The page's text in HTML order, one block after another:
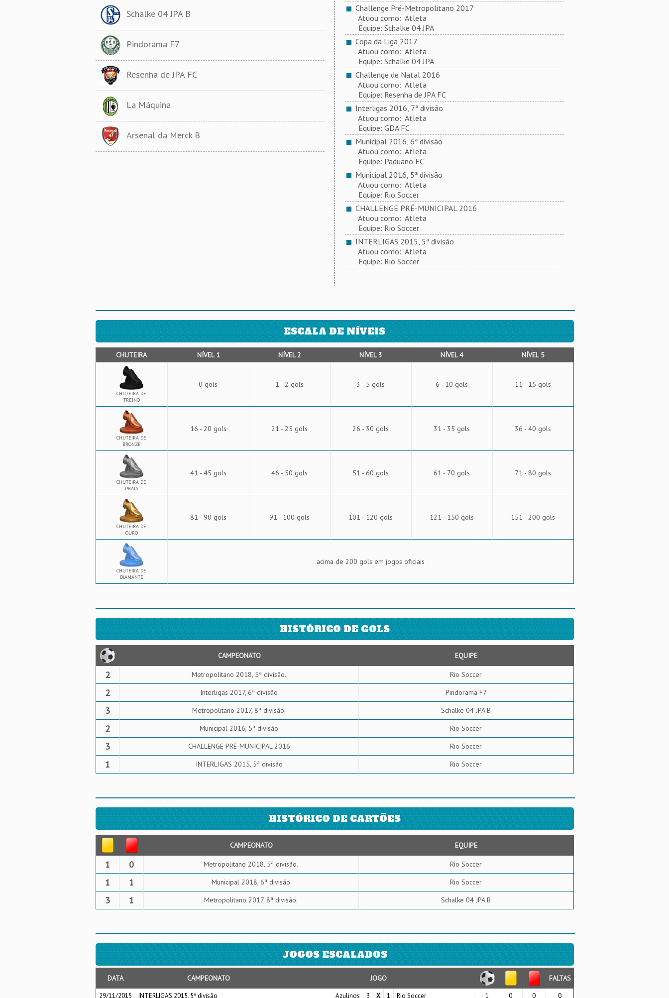
Schalke 04 JPA B
Pindorama F7
Resenha de JPA FC
La Máquina
Arsenal da Merck B
Challenge Pré-Metropolitano 2017
Atuou como: Atleta
Equipe: Schalke 04 JPA
Copa da Liga 2017
Atuou como: Atleta
Equipe: Schalke 04 JPA
Challenge de Natal 2016
Atuou como: Atleta
Equipe: Resenha de JPA FC
Interligas 2016, 7ª divisão
Atuou como: Atleta
Equipe: GDA FC
Municipal 2016, 6ª divisão
Atuou como: Atleta
Equipe: Paduano EC
Municipal 2016, 5ª divisão
Atuou como: Atleta
Equipe: Rio Soccer
CHALLENGE PRÉ-MUNICIPAL 2016
Atuou como: Atleta
Equipe: Rio Soccer
INTERLIGAS 2015, 5ª divisão
Atuou como: Atleta
Equipe: Rio Soccer
ESCALA DE NÍVEIS
CHUTEIRA NÍVEL 1 NÍVEL 2 NÍVEL 3 NÍVEL 4 NÍVEL 5
CHUTEIRA DE
TREINO
0 gols 1 - 2 gols 3 - 5 gols 6 - 10 gols 11 - 15 gols
CHUTEIRA DE
BRONZE
16 - 20 gols 21 - 25 gols 26 - 30 gols 31 - 35 gols 36 - 40 gols
CHUTEIRA DE
PRATA
41 - 45 gols 46 - 50 gols 51 - 60 gols 61 - 70 gols 71 - 80 gols
CHUTEIRA DE
OURO
81 - 90 gols 91 - 100 gols 101 - 120 gols 121 - 150 gols 151 - 200 gols
CHUTEIRA DE
DIAMANTE
acima de 200 gols em jogos oficiais
HISTÓRICO DE GOLS
CAMPEONATO EQUIPE
2 Metropolitano 2018, 5ª divisão. Rio Soccer
2 Interligas 2017, 6ª divisão Pindorama F7
3 Metropolitano 2017, 8ª divisão. Schalke 04 JPA B
2 Municipal 2016, 5ª divisão Rio Soccer
3 CHALLENGE PRÉ-MUNICIPAL 2016 Rio Soccer
1 INTERLIGAS 2015, 5ª divisão Rio Soccer
HISTÓRICO DE CARTÕES
CAMPEONATO EQUIPE
1 0 Metropolitano 2018, 5ª divisão. Rio Soccer
1 1 Municipal 2018, 6ª divisão Rio Soccer
3 1 Metropolitano 2017, 8ª divisão. Schalke 04 JPA B
JOGOS ESCALADOS
DATA CAMPEONATO JOGO FALTAS
29/11/2015 INTERLIGAS 2015, 5ª divisão Azulinos 3 X 1 Rio Soccer 1 0 0 0